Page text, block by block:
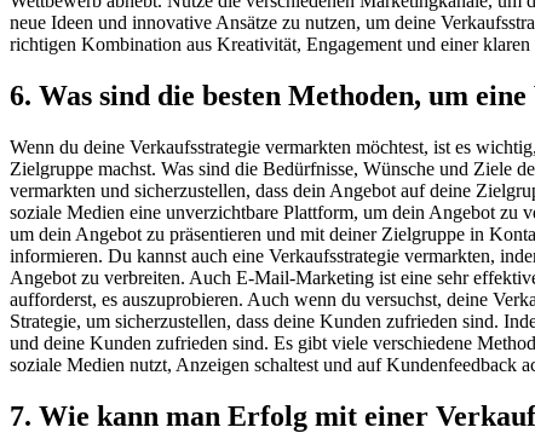
neue Ideen und innovative Ansätze zu nutzen, um deine
richtigen Kombination aus Kreativität, Engagement und einer
6. Was sind die besten Methoden, um
Wenn du deine Verkaufsstrategie vermarkten möchtest, ist es
Zielgruppe machst. Was sind die Bedürfnisse, Wünsche und Ziele
vermarkten und sicherzustellen, dass dein Angebot auf deine
soziale Medien eine unverzichtbare Plattform, um dein Angebot zu
um dein Angebot zu präsentieren und mit deiner Zielgruppe in
informieren. Du kannst auch eine Verkaufsstrategie vermarkten,
Angebot zu verbreiten. Auch E-Mail-Marketing ist eine sehr
aufforderst, es auszuprobieren. Auch wenn du versuchst, deine
Strategie, um sicherzustellen, dass deine Kunden zufrieden sind.
und deine Kunden zufrieden sind. Es gibt viele verschiedene
soziale Medien nutzt, Anzeigen schaltest und auf Kundenfeedback
7. Wie kann man Erfolg mit einer